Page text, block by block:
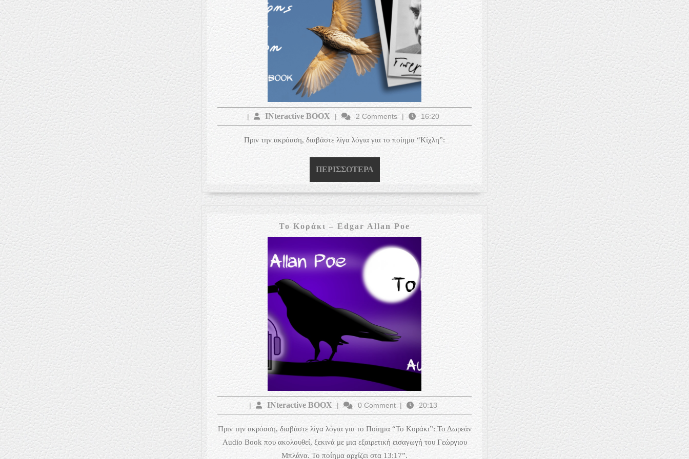
| INteractive BOOX INteractive
BOOX
| 2 Comments | 16:20
Πριν την ακρόαση, διαβάστε λίγα λόγια για το ποίημα “Κίχλη”:
ΠΕΡΙΣΣΌΤΕΡΑ ΠΕΡΙΣΣΌΤΕΡΑ
Το Κοράκι – Edgar Allan Poe
Το
Κοράκι
–
Edgar
Allan
Poe
| INteractive BOOXINteractive
BOOX
| 0 Comment | 20:13
Πριν την ακρόαση, διαβάστε λίγα λόγια για το Ποίημα “Το Κοράκι”: Το Δωρεάν
Audio Book που ακολουθεί, ξεκινά με μια εξαιρετική εισαγωγή του Γεώργιου
Μπλάνα. Το ποίημα αρχίζει στα 13:17”.